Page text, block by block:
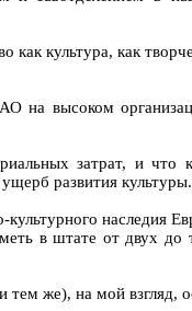
культура, как
на высоком
затрат, и что
развития
наследия
в штате от двух
же), на мой взгляд,